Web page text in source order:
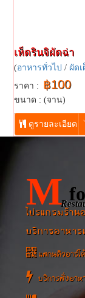
เห็ดรินจิผัดฉ่า
(อาหารทั่วไป / ผัดเ
ราคา : ฿100
ขนาด : (จาน)
...
ดูรายละเอียด
M
โปรแกรมร้า
บริการอาหา
แสกนคิวอาร์โ
บริการสั่งอาห